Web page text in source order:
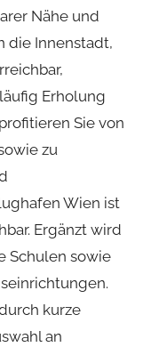
Nähe und
die Innenstadt,
Erholung
Sie von
zu
Wien ist
Ergänzt wird
Schulen sowie
kurze
an